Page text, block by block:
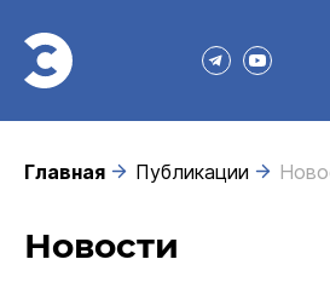
Главная Публикации
Новости